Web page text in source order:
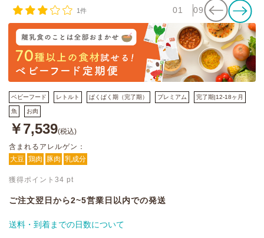
1件 01 09
ベビーフード レトルト ぱくぱく期（完了期） プレミアム 完了期|12-18ヶ月
魚 お肉
￥7,539(税込)
含まれるアレルゲン：
大豆 鶏肉 豚肉 乳成分
獲得ポイント 34 pt
ご注文翌日から2~5営業日以内での発送
送料・到着までの日数について